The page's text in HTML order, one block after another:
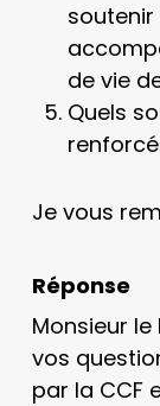
soutenir
de vie
Quels
Je vous
Réponse
Monsieur
vos
par la CCF